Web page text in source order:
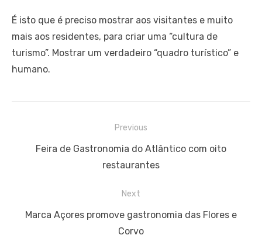
É isto que é preciso mostrar aos visitantes e muito
mais aos residentes, para criar uma “cultura de
turismo”. Mostrar um verdadeiro “quadro turístico” e
humano.
Previous
Previous
Feira de Gastronomia do Atlântico com oito
restaurantes
Next
Next
Marca Açores promove gastronomia das Flores e
Corvo